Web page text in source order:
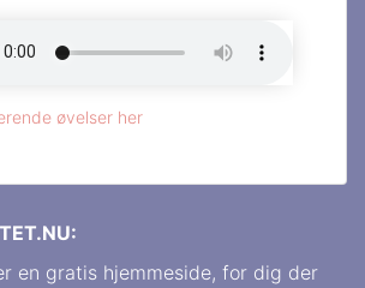
øvelser her
en gratis hjemmeside, for dig der